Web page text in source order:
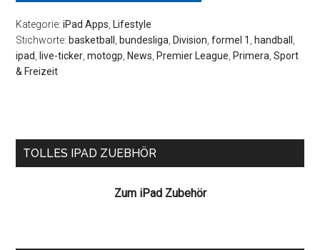
Kategorie:iPad Apps Lifestyle
Stichworte: basketball bundesliga Division ,formel 1 handball
ipad
live-ticker ,motogp News Premier League Primera ,Sport
& Freizeit
Seitenspalte
TOLLES IPAD ZUEBHÖR
Zum iPad Zubehör